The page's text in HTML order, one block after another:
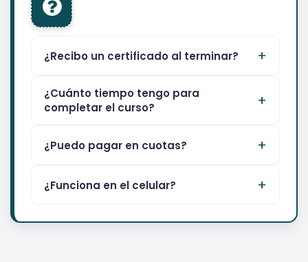
¿Recibo un certificado al terminar?
¿Cuánto tiempo tengo para
completar el curso?
¿Puedo pagar en cuotas?
¿Funciona en el celular?